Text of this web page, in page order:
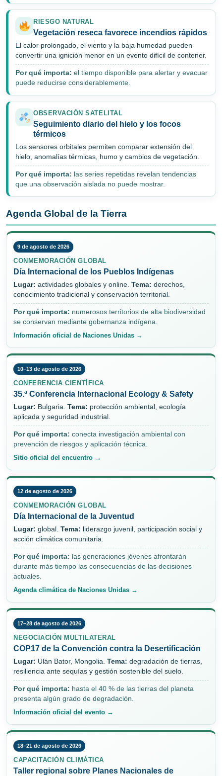
RIESGO NATURAL
Vegetación reseca favorece incendios rápidos
El calor prolongado, el viento y la baja humedad pueden
convertir una ignición menor en un evento difícil de contener.
Por qué importa: el tiempo disponible para alertar y evacuar
puede reducirse considerablemente.
OBSERVACIÓN SATELITAL
Seguimiento diario del hielo y los focos
térmicos
Los sensores orbitales permiten comparar extensión del
hielo, anomalías térmicas, humo y cambios de vegetación.
Por qué importa: las series repetidas revelan tendencias
que una observación aislada no puede mostrar.
Agenda Global de la Tierra
9 de agosto de 2026
CONMEMORACIÓN GLOBAL
Día Internacional de los Pueblos Indígenas
Lugar: actividades globales y online. Tema: derechos,
conocimiento tradicional y conservación territorial.
Por qué importa: numerosos territorios de alta biodiversidad
se conservan mediante gobernanza indígena.
Información oficial de Naciones Unidas →
10–13 de agosto de 2026
CONFERENCIA CIENTÍFICA
35.ª Conferencia Internacional Ecology & Safety
Lugar: Bulgaria. Tema: protección ambiental, ecología
aplicada y seguridad industrial.
Por qué importa: conecta investigación ambiental con
prevención de riesgos y aplicación técnica.
Sitio oficial del encuentro →
12 de agosto de 2026
CONMEMORACIÓN GLOBAL
Día Internacional de la Juventud
Lugar: global. Tema: liderazgo juvenil, participación social y
acción climática comunitaria.
Por qué importa: las generaciones jóvenes afrontarán
durante más tiempo las consecuencias de las decisiones
actuales.
Agenda climática de Naciones Unidas →
17–28 de agosto de 2026
NEGOCIACIÓN MULTILATERAL
COP17 de la Convención contra la Desertificación
Lugar: Ulán Bator, Mongolia. Tema: degradación de tierras,
resiliencia ante sequías y gestión sostenible del suelo.
Por qué importa: hasta el 40 % de las tierras del planeta
presenta algún grado de degradación.
Información oficial del evento →
18–21 de agosto de 2026
CAPACITACIÓN CLIMÁTICA
Taller regional sobre Planes Nacionales de